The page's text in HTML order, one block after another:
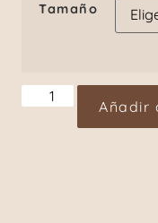
Tamaño
Añadir